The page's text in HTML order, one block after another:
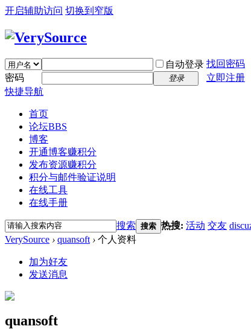
开启辅助访问 切换到窄版
自动登录 找回密码
密码
登录
立即注册
快捷导航
首页
论坛BBS
博客
开通博客赚积分
发布资源赚积分
积分与邮件验证说明
在线工具
在线手册
搜索 搜索 热搜: 活动 交友
VerySource › quansoft › 个人资料
加为好友
发送消息
quansoft